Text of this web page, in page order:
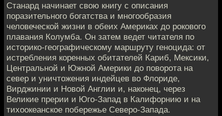
Станард начинает свою книгу с описания
поразительного богатства и многообразия
человеческой жизни в обеих Америках до рокового
плавания Колумба. Он затем ведет читателя по
историко-географическому маршруту геноцида: от
истребления коренных обитателей Кариб, Мексики,
Центральной и Южной Америки до поворота на
север и уничтожения индейцев во Флориде,
Вирджинии и Новой Англии и, наконец, через
Великие прерии и Юго-Запад в Калифорнию и на
тихоокеанское побережье Северо-Запада.